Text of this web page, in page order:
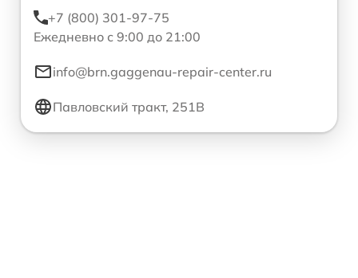
+7 (800) 301-97-75
Ежедневно с 9:00 до 21:00
info@brn.gaggenau-repair-center.ru
Павловский тракт, 251В